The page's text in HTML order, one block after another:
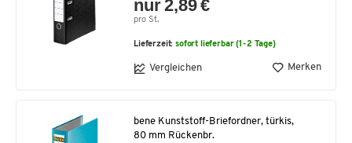
nur 2,89 €
pro St.
Lieferzeit:sofort lieferbar (1-2 Tage)
Vergleichen Merken
bene Kunststoff-Briefordner, türkis,
80 mm Rückenbr.